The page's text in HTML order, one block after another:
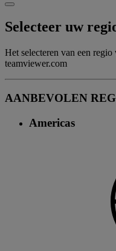
Selecteer uw
Het selecteren van een
teamviewer.com
AANBEVOLEN
Americas